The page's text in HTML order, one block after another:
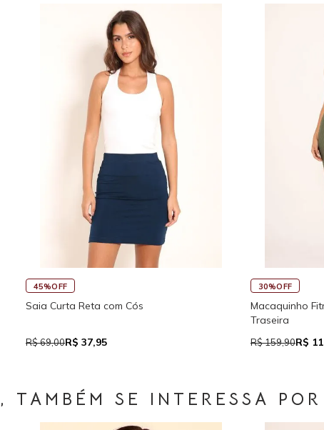
Abertura
Regata Feminina de Alcinhas Reguláveis
R$ 71,00
SE INTERESSA POR